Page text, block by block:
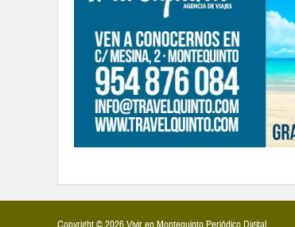
Copyright © 2026 Vivir en Montequinto Periódico Digital